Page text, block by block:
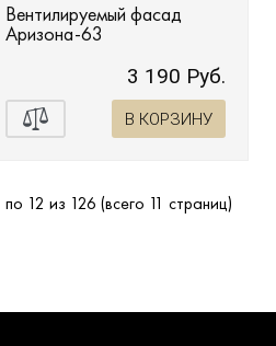
Вентилируемый фасад
Аризона-63
3 190 Руб.
В КОРЗИНУ
12 из 126 (всего 11 страниц)